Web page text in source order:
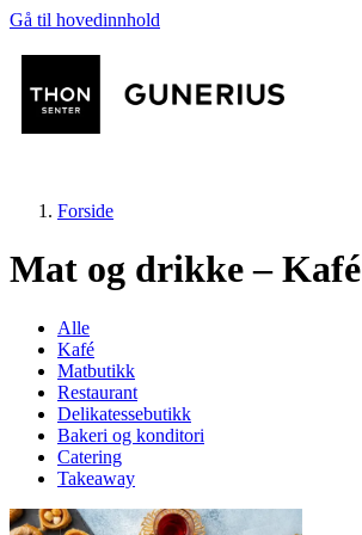
Gå til hovedinnhold
Butikker
Mat og drikke
Helse
Aktiviteter
Tilbud
Forside
Mat og drikke – Kafé
Alle
Kafé
Matbutikk
Restaurant
Delikatessebutikk
Bakeri og konditori
Catering
Takeaway